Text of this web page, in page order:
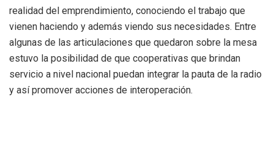
realidad del emprendimiento, conociendo el trabajo que
vienen haciendo y además viendo sus necesidades. Entre
algunas de las articulaciones que quedaron sobre la mesa
estuvo la posibilidad de que cooperativas que brindan
servicio a nivel nacional puedan integrar la pauta de la radio
y así promover acciones de interoperación.